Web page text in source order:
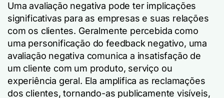
Uma avaliação negativa pode ter implicações
significativas para as empresas e suas relações
com os clientes. Geralmente percebida como
uma personificação do feedback negativo, uma
avaliação negativa comunica a insatisfação de
um cliente com um produto, serviço ou
experiência geral. Ela amplifica as reclamações
dos clientes, tornando-as publicamente visíveis,